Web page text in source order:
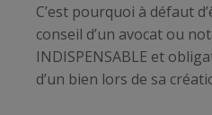
C’est pourquoi à défaut
conseil d’un avocat ou
INDISPENSABLE et
d’un bien lors de sa